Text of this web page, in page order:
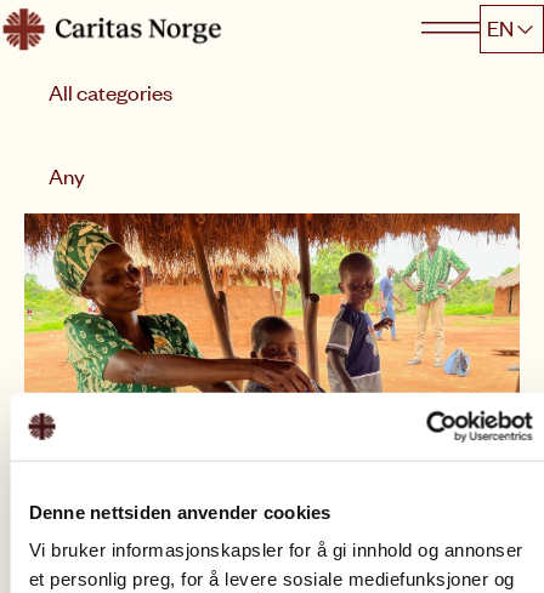
Denne nettsiden anvender cookies
Vi bruker informasjonskapsler for å gi innhold og annonser
et personlig preg, for å levere sosiale mediefunksjoner og
Hopp
til
innhold
Caritas
EN
Any